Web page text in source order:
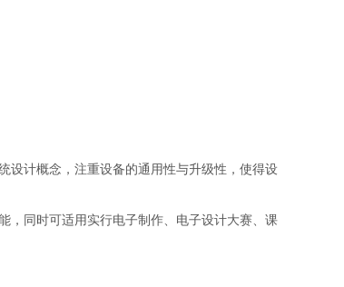
设计概念，注重设备的通用性与升级性，使得设
，同时可适用实行电子制作、电子设计大赛、课